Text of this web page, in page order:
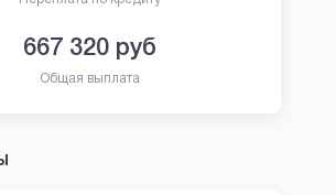
667 320руб
Общая выплата